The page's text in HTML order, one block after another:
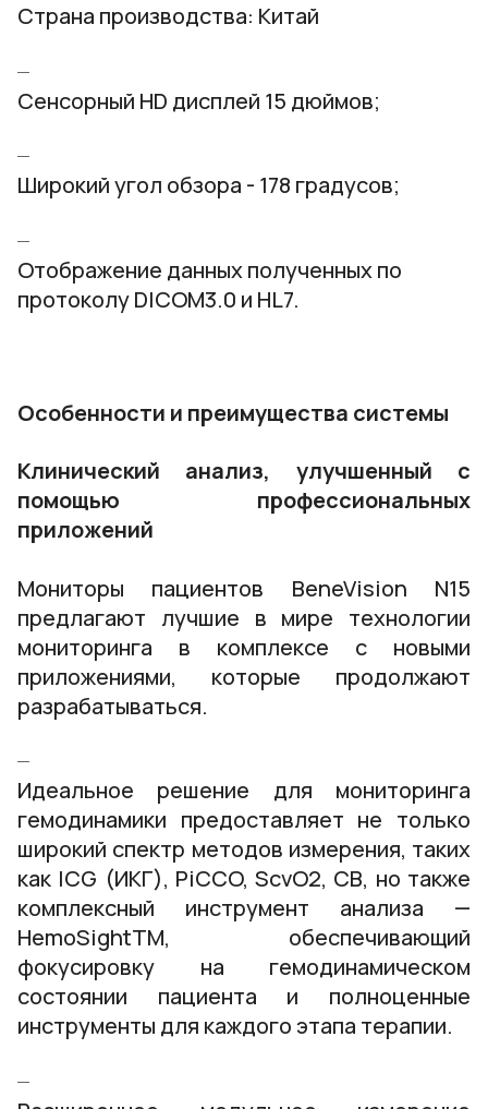
Страна производства: Китай
Сенсорный HD дисплей 15 дюймов;
Широкий угол обзора - 178 градусов;
Отображение данных полученных по
протоколу DICOM3.0 и HL7.
Особенности и преимущества системы
Клинический анализ, улучшенный с
помощью профессиональных
приложений
Мониторы пациентов BeneVision N15
предлагают лучшие в мире технологии
мониторинга в комплексе с новыми
приложениями, которые продолжают
разрабатываться.
Идеальное решение для мониторинга
гемодинамики предоставляет не только
широкий спектр методов измерения, таких
как ICG (ИКГ), PiCCO, ScvO2, СВ, но также
комплексный инструмент анализа —
HemoSightTM, обеспечивающий
фокусировку на гемодинамическом
состоянии пациента и полноценные
инструменты для каждого этапа терапии.